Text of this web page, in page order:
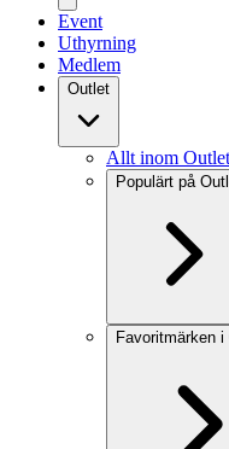
Event
Uthyrning
Medlem
Outlet
Allt inom Outlet
Populärt på
Favoritmärken i